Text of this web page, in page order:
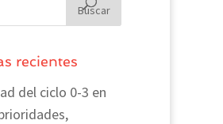
recientes
del ciclo 0-3 en